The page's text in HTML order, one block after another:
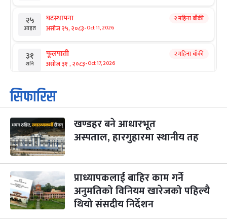
२५
आइत
घटस्थापना
असोज २५, २०८३-Oct 11, 2026
२ महिना बाँकी
३१
शनि
फूलपाती
असोज ३१ , २०८३-Oct 17, 2026
२ महिना बाँकी
१
आइत
कार्तिक सङ्क्रान्ति
कार्तिक १, २०८३
३
मंगल
महानवमी
कार्तिक ३, २०८३-Oct 20, 2026
४
बुध
५
बिहि
पापा‌ङ्कुशा एकादशी व्रत
कार्तिक ५, २०८३-Oct 22, 2026
२ महिना बाँकी
सिफारिस
खण्डहर बने आधारभूत
अस्पताल, हारगुहारमा स्थानीय तह
प्राध्यापकलाई बाहिर काम गर्ने
अनुमतिको विनियम खारेजको पहिल्यै
थियो संसदीय निर्देशन